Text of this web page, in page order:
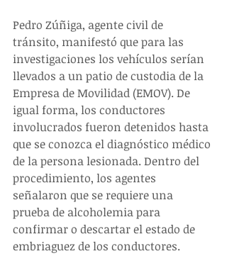
Pedro Zúñiga, agente civil de
tránsito, manifestó que para las
investigaciones los vehículos serían
llevados a un patio de custodia de la
Empresa de Movilidad (EMOV). De
igual forma, los conductores
involucrados fueron detenidos hasta
que se conozca el diagnóstico médico
de la persona lesionada. Dentro del
procedimiento, los agentes
señalaron que se requiere una
prueba de alcoholemia para
confirmar o descartar el estado de
embriaguez de los conductores.